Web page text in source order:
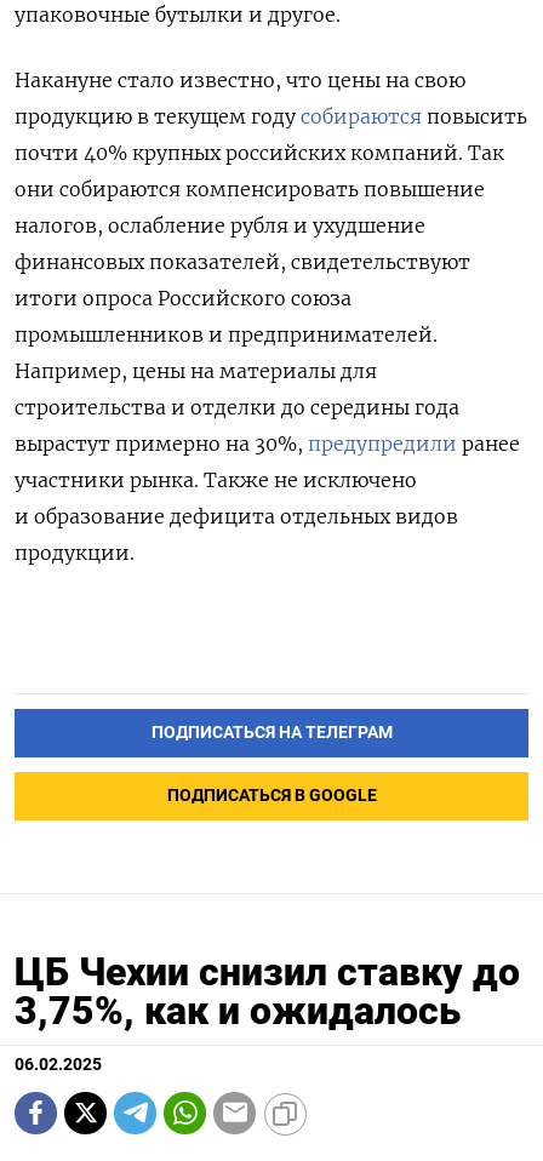
упаковочные бутылки и другое.
Накануне стало известно, что цены на свою
продукцию в текущем году собираются повысить
почти 40% крупных российских компаний. Так
они собираются компенсировать повышение
налогов, ослабление рубля и ухудшение
финансовых показателей, свидетельствуют
итоги опроса Российского союза
промышленников и предпринимателей.
Например, цены на материалы для
строительства и отделки до середины года
вырастут примерно на 30%, предупредили ранее
участники рынка. Также не исключено
и образование дефицита отдельных видов
продукции.
ПОДПИСАТЬСЯ НА ТЕЛЕГРАМ
ПОДПИСАТЬСЯ В GOOGLE
ЦБ Чехии снизил ставку до
3,75%, как и ожидалось
06.02.2025